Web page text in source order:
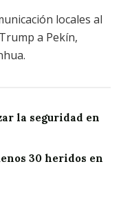
locales al
a Pekín,
la seguridad en
30 heridos en